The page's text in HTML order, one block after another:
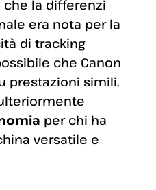
che la differenzi
era nota per la
di tracking
che Canon
prestazioni simili,
per chi ha
versatile e